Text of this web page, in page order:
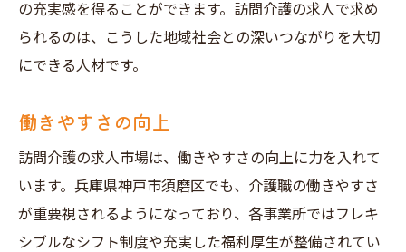
の充実感を得ることができます。訪問介護の求人で求め
られるのは、こうした地域社会との深いつながりを大切
にできる人材です。
働きやすさの向上
訪問介護の求人市場は、働きやすさの向上に力を入れて
います。兵庫県神戸市須磨区でも、介護職の働きやすさ
が重要視されるようになっており、各事業所ではフレキ
シブルなシフト制度や充実した福利厚生が整備されてい